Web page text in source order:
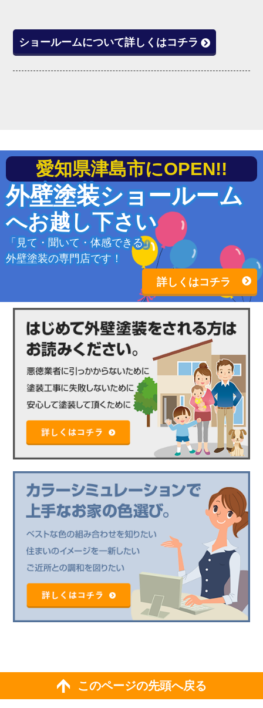
ショールームについて詳しくはコチラ
愛知県津島市にOPEN!!
外壁塗装ショールーム
へお越し下さい
「見て・聞いて・体感できる」
外壁塗装の専門店です！
詳しくはコチラ
このページの先頭へ戻る